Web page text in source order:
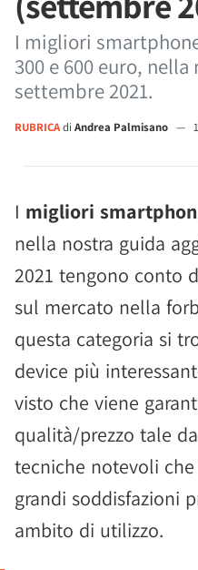
I migliori
300 e 600 euro,
settembre 2021.
RUBRICAdi Andrea Palmisano —
I migliori
nella nostra guida
2021 tengono conto
sul mercato nella
questa categoria si
device più
visto che viene
qualità/prezzo tale
tecniche notevoli
grandi soddisfazioni
ambito di utilizzo.